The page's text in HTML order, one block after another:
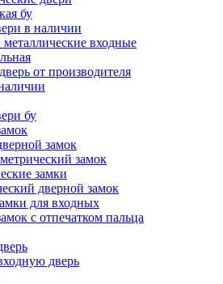
бу
в наличии
входные
от производителя
бу
замок
замок
замки
дверной замок
для входных
с отпечатком пальца
дверь